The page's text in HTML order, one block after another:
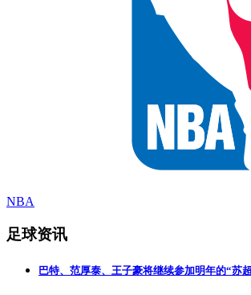
NBA
足球资讯
巴特、范厚泰、王子豪将继续参加明年的“苏